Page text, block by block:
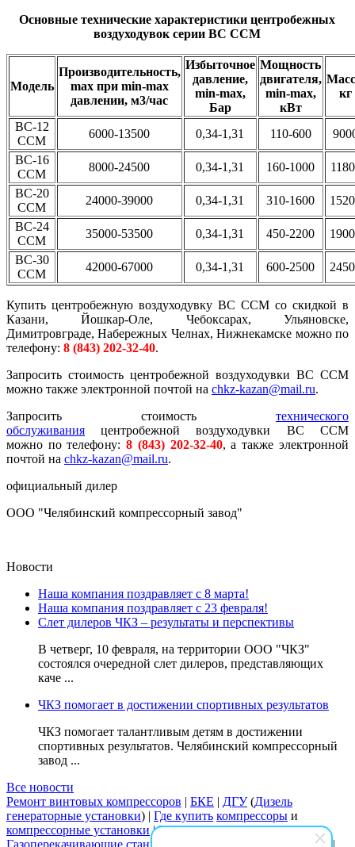
Основные технические характеристики центробежных
воздуходувок серии ВС ССМ
Модель
Производительность,
max при min-max
давлении, м3/час
Избыточное
давление,
min-max,
Бар
Мощность
двигателя,
min-max,
кВт
кг
ВС-12
ССМ
6000-13500 0,34-1,31 110-600
ВС-16
ССМ
8000-24500 0,34-1,31 160-1000
ВС-20
ССМ
24000-39000 0,34-1,31 310-1600
ВС-24
ССМ
35000-53500 0,34-1,31 450-2200
ВС-30
ССМ
42000-67000 0,34-1,31 600-2500
Купить центробежную воздуходувку ВС ССМ со скидкой в
Казани, Йошкар-Оле, Чебоксарах, Ульяновске,
Димитровграде, Набережных Челнах, Нижнекамске можно по
телефону: 8 (843) 202-32-40.
Запросить стоимость центробежной воздуходувки ВС ССМ
можно также электронной почтой на chkz-kazan@mail.ru.
Запросить стоимость технического
обслуживания центробежной воздуходувки ВС ССМ
можно по телефону:8 (843) 202-32-40, а также электронной
почтой на chkz-kazan@mail.ru.
официальный дилер
ООО "Челябинский компрессорный завод"
Новости
Наша компания поздравляет с 8 марта!
Наша компания поздравляет с 23 февраля!
Слет дилеров ЧКЗ – результаты и перспективы
В четверг, 10 февраля, на территории ООО "ЧКЗ"
состоялся очередной слет дилеров, представляющих
каче ...
ЧКЗ помогает в достижении спортивных результатов
ЧКЗ помогает талантливым детям в достижении
спортивных результатов. Челябинский компрессорный
завод ...
Все новости
Ремонт винтовых компрессоров | БКЕ | ДГУ(Дизель
генераторные установки) | Где купить компрессоры и
компрессорные установки|Воздуходувки
Газоперекачивающие станции
Дизельные электростанции |